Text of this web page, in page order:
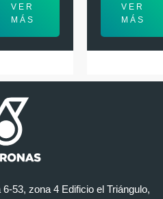
VER
MÁS
VER
MÁS
53, zona 4 Edificio el Triángulo,